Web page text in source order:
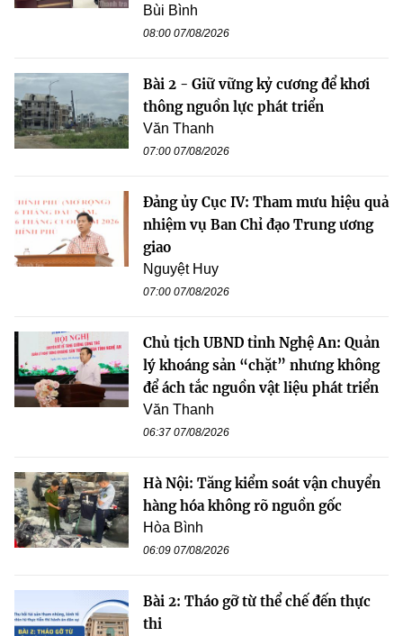
Bùi Bình
08:00 07/08/2026
Bài 2 - Giữ vững kỷ cương để khơi
thông nguồn lực phát triển
Văn Thanh
07:00 07/08/2026
Đảng ủy Cục IV: Tham mưu hiệu quả
nhiệm vụ Ban Chỉ đạo Trung ương
giao
Nguyệt Huy
07:00 07/08/2026
Chủ tịch UBND tỉnh Nghệ An: Quản
lý khoáng sản “chặt” nhưng không
để ách tắc nguồn vật liệu phát triển
Văn Thanh
06:37 07/08/2026
Hà Nội: Tăng kiểm soát vận chuyển
hàng hóa không rõ nguồn gốc
Hòa Bình
06:09 07/08/2026
Bài 2: Tháo gỡ từ thể chế đến thực
thi